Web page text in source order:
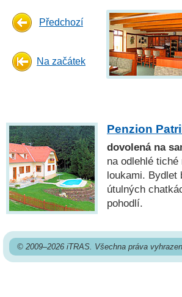
Předchozí
Na začátek
Penzion
dovolená na
na odlehlé
loukami. Bydlet
útulných
pohodlí.
© 2009–2026 iTRAS. Všechna práva